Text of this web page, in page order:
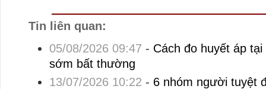
Tin liên quan:
05/08/2026 09:47 - Cách đo huyết áp
sớm bất thường
13/07/2026 10:22 - 6 nhóm người tuyệt